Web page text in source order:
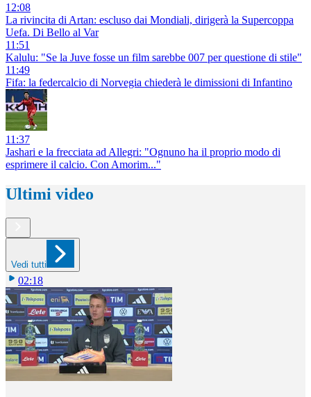
12:08
La rivincita di Artan: escluso dai Mondiali, dirigerà la Supercoppa
Uefa. Di Bello al Var
11:51
Kalulu: "Se la Juve fosse un film sarebbe 007 per questione di stile"
11:49
Fifa: la federcalcio di Norvegia chiederà le dimissioni di Infantino
11:37
Jashari e la frecciata ad Allegri: "Ognuno ha il proprio modo di
esprimere il calcio. Con Amorim..."
Ultimi video
Vedi tutti
02:18